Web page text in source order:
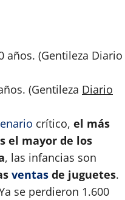
(Gentileza Diario
crítico, el más
el mayor de los
, las infancias son
ventas de juguetes.
se perdieron 1.600